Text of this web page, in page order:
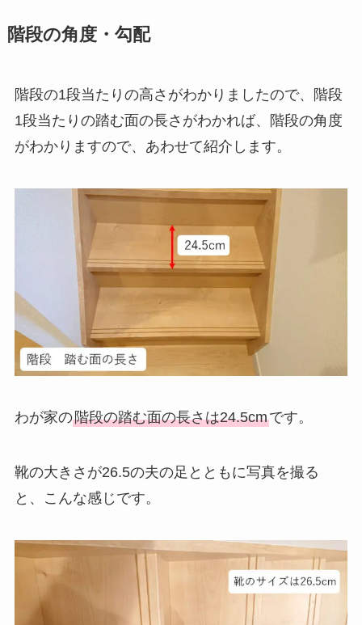
階段の角度・勾配
階段の1段当たりの高さがわかりましたので、階段
1段当たりの踏む面の長さがわかれば、階段の角度
がわかりますので、あわせて紹介します。
わが家の階段の踏む面の長さは24.5cmです。
靴の大きさが26.5の夫の足とともに写真を撮る
と、こんな感じです。